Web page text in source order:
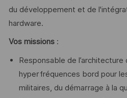
du développement et de
hardware.
Vos missions:
Responsable de l’architecture
hyperfréquences bord pour
militaires, du démarrage à la